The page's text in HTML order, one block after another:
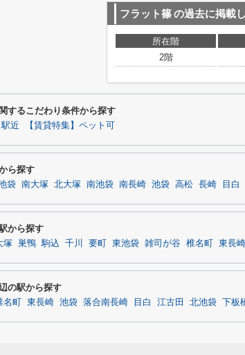
フラット篠の過去に掲載
所在階
2階
するこだわり条件から探す
駅近 【賃貸特集】ペット可
ら探す
袋 南大塚 北大塚 南池袋 南長崎 池袋 高松 長崎 目白
から探す
塚 巣鴨 駒込 千川 要町 東池袋 雑司が谷 椎名町 東長崎
の駅から探す
名町 東長崎 池袋 落合南長崎 目白 江古田 北池袋 下板